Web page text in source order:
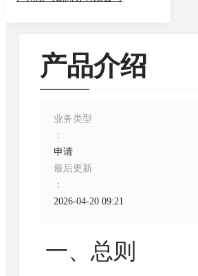
产品介绍
业务类型
：
申请
最后更新
：
2026-04-20 09:21
一、总则